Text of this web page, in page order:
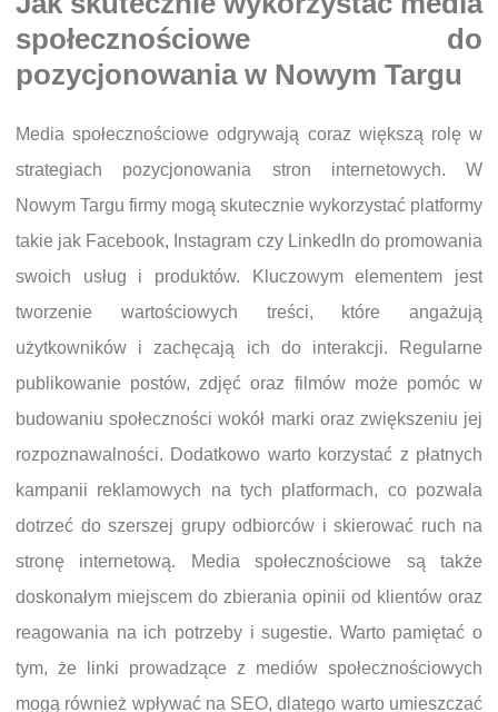
społecznościowe do
pozycjonowania w Nowym Targu
Media społecznościowe odgrywają coraz większą rolę w
strategiach pozycjonowania stron internetowych. W
Nowym Targu firmy mogą skutecznie wykorzystać platformy
takie jak Facebook, Instagram czy LinkedIn do promowania
swoich usług i produktów. Kluczowym elementem jest
tworzenie wartościowych treści, które angażują
użytkowników i zachęcają ich do interakcji. Regularne
publikowanie postów, zdjęć oraz filmów może pomóc w
budowaniu społeczności wokół marki oraz zwiększeniu jej
rozpoznawalności. Dodatkowo warto korzystać z płatnych
kampanii reklamowych na tych platformach, co pozwala
dotrzeć do szerszej grupy odbiorców i skierować ruch na
stronę internetową. Media społecznościowe są także
doskonałym miejscem do zbierania opinii od klientów oraz
reagowania na ich potrzeby i sugestie. Warto pamiętać o
tym, że linki prowadzące z mediów społecznościowych
mogą również wpływać na SEO, dlatego warto umieszczać